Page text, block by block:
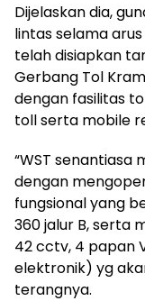
Dijelaskan dia,
lintas selama
telah disiapkan
Gerbang Tol
dengan fasilitas
toll serta mobile
“WST
dengan
fungsional yang
360 jalur B, serta
42 cctv, 4 papan
elektronik) yg
terangnya.